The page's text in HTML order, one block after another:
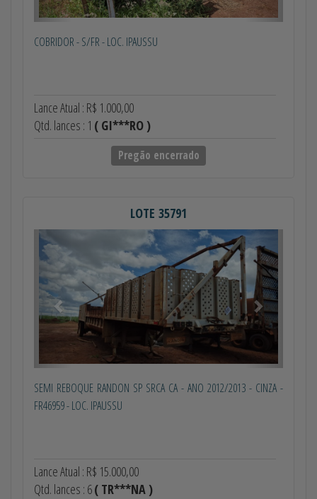
COBRIDOR - S/FR - LOC. IPAUSSU
Lance Atual : R$ 1.000,00
Qtd. lances : 1 ( GI***RO )
Pregão encerrado
LOTE 35791
SEMI REBOQUE RANDON SP SRCA CA - ANO 2012/2013 - CINZA -
FR46959 - LOC. IPAUSSU
Lance Atual : R$ 15.000,00
Qtd. lances : 6( TR***NA )